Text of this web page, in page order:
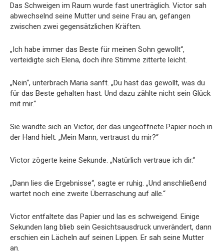
Das Schweigen im Raum wurde fast unerträglich. Victor sah
abwechselnd seine Mutter und seine Frau an, gefangen
zwischen zwei gegensätzlichen Kräften.
„Ich habe immer das Beste für meinen Sohn gewollt“,
verteidigte sich Elena, doch ihre Stimme zitterte leicht.
„Nein“, unterbrach Maria sanft. „Du hast das gewollt, was du
für das Beste gehalten hast. Und dazu zählte nicht sein Glück
mit mir.“
Sie wandte sich an Victor, der das ungeöffnete Papier noch in
der Hand hielt. „Mein Mann, vertraust du mir?“
Victor zögerte keine Sekunde. „Natürlich vertraue ich dir.“
„Dann lies die Ergebnisse“, sagte er ruhig. „Und anschließend
wartet noch eine zweite Überraschung auf alle.“
Victor entfaltete das Papier und las es schweigend. Einige
Sekunden lang blieb sein Gesichtsausdruck unverändert, dann
erschien ein Lächeln auf seinen Lippen. Er sah seine Mutter
an.